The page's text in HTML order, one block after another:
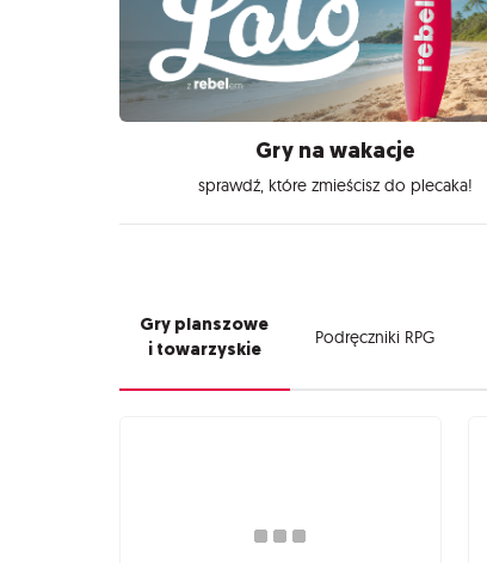
Gry na wakacje
sprawdź, które zmieścisz do plecaka!
Gry planszowe
i towarzyskie
Podręczniki RPG